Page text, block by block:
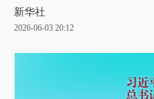
新华社
2026-06-03 20:12